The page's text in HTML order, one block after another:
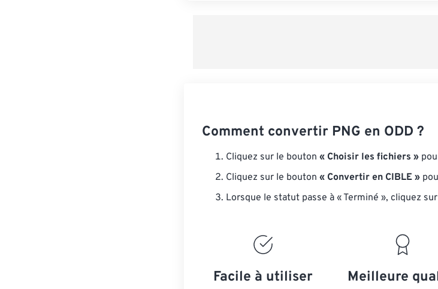
Comment convertir PNG en ODD ?
Cliquez sur le bouton « Choisir les fichiers »
Cliquez sur le bouton « Convertir en CIBLE »
Lorsque le statut passe à « Terminé », cliquez
Facile à utiliser Meilleure